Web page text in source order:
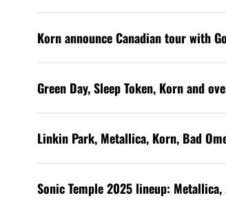
Korn announce Canadian tour with
Green Day, Sleep Token, Korn and
Linkin Park, Metallica, Korn, Bad
Sonic Temple 2025 lineup: